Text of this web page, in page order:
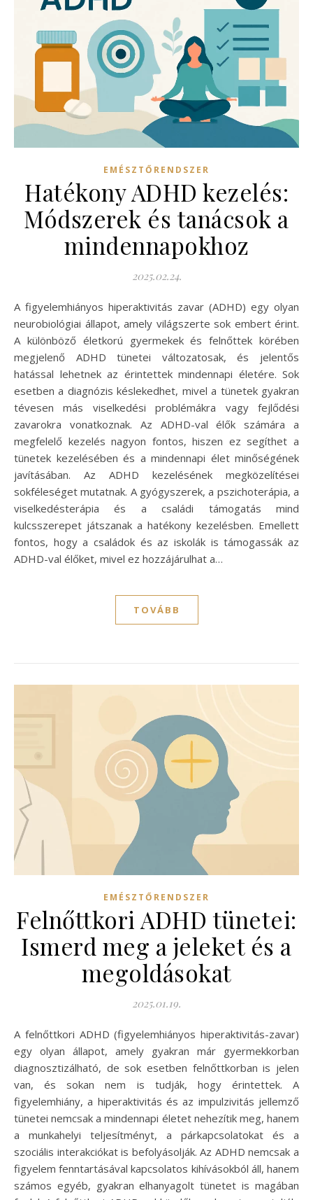
EMÉSZTŐRENDSZER
Hatékony ADHD kezelés:
Módszerek és tanácsok a
mindennapokhoz
2025.02.24.
A figyelemhiányos hiperaktivitás zavar (ADHD) egy olyan
neurobiológiai állapot, amely világszerte sok embert érint.
A különböző életkorú gyermekek és felnőttek körében
megjelenő ADHD tünetei változatosak, és jelentős
hatással lehetnek az érintettek mindennapi életére. Sok
esetben a diagnózis késlekedhet, mivel a tünetek gyakran
tévesen más viselkedési problémákra vagy fejlődési
zavarokra vonatkoznak. Az ADHD-val élők számára a
megfelelő kezelés nagyon fontos, hiszen ez segíthet a
tünetek kezelésében és a mindennapi élet minőségének
javításában. Az ADHD kezelésének megközelítései
sokféleséget mutatnak. A gyógyszerek, a pszichoterápia, a
viselkedésterápia és a családi támogatás mind
kulcsszerepet játszanak a hatékony kezelésben. Emellett
fontos, hogy a családok és az iskolák is támogassák az
ADHD-val élőket, mivel ez hozzájárulhat a…
TOVÁBB
EMÉSZTŐRENDSZER
Felnőttkori ADHD tünetei:
Ismerd meg a jeleket és a
megoldásokat
2025.01.19.
A felnőttkori ADHD (figyelemhiányos hiperaktivitás-zavar)
egy olyan állapot, amely gyakran már gyermekkorban
diagnosztizálható, de sok esetben felnőttkorban is jelen
van, és sokan nem is tudják, hogy érintettek. A
figyelemhiány, a hiperaktivitás és az impulzivitás jellemző
tünetei nemcsak a mindennapi életet nehezítik meg, hanem
a munkahelyi teljesítményt, a párkapcsolatokat és a
szociális interakciókat is befolyásolják. Az ADHD nemcsak a
figyelem fenntartásával kapcsolatos kihívásokból áll, hanem
számos egyéb, gyakran elhanyagolt tünetet is magában